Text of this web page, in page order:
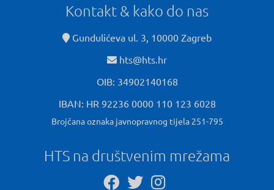
Kontakt & kako do nas
Gundulićeva ul. 3, 10000 Zagreb
hts@hts.hr
OIB: 34902140168
IBAN: HR 92236 0000 110 123 6028
Brojčana oznaka javnopravnog tijela 251-795
HTS na društvenim mrežama